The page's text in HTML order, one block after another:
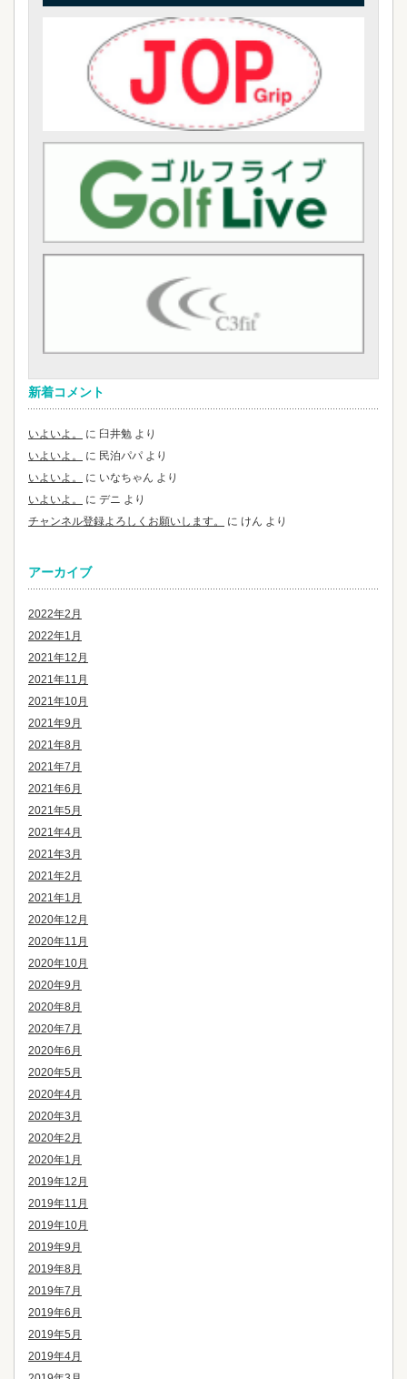
新着コメント
いよいよ。 に 臼井勉 より
いよいよ。
に 民泊パパ より
いよいよ。
に いなちゃん より
いよいよ。
に デニ より
チャンネル登録よろしくお願いします。
に けん より
アーカイブ
2022年2月
2022年1月
2021年12月
2021年11月
2021年10月
2021年9月
2021年8月
2021年7月
2021年6月
2021年5月
2021年4月
2021年3月
2021年2月
2021年1月
2020年12月
2020年11月
2020年10月
2020年9月
2020年8月
2020年7月
2020年6月
2020年5月
2020年4月
2020年3月
2020年2月
2020年1月
2019年12月
2019年11月
2019年10月
2019年9月
2019年8月
2019年7月
2019年6月
2019年5月
2019年4月